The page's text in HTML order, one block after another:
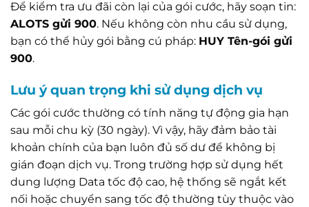
Để kiểm tra ưu đãi còn lại của gói cước, hãy soạn tin:
ALOTS gửi 900. Nếu không còn nhu cầu sử dụng,
bạn có thể hủy gói bằng cú pháp: HUY Tên-gói gửi
900.
Lưu ý quan trọng khi sử dụng dịch vụ
Các gói cước thường có tính năng tự động gia hạn
sau mỗi chu kỳ (30 ngày). Vì vậy, hãy đảm bảo tài
khoản chính của bạn luôn đủ số dư để không bị
gián đoạn dịch vụ. Trong trường hợp sử dụng hết
dung lượng Data tốc độ cao, hệ thống sẽ ngắt kết
nối hoặc chuyển sang tốc độ thường tùy thuộc vào